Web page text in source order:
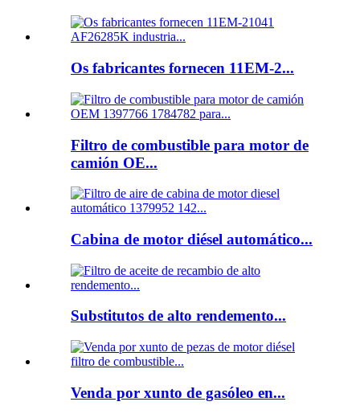
Os fabricantes fornecen 11EM-2...
Filtro de combustible para motor de
camión OE...
Cabina de motor diésel automático...
Substitutos de alto rendemento...
Venda por xunto de gasóleo en...